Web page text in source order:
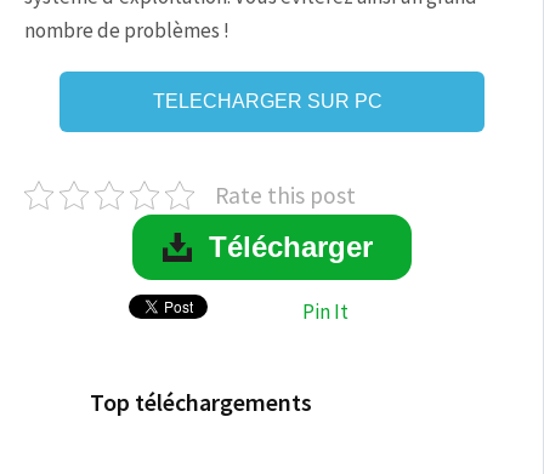
nombre de problèmes !
TELECHARGER SUR PC
Rate this post
Télécharger
Pin It
Top téléchargements